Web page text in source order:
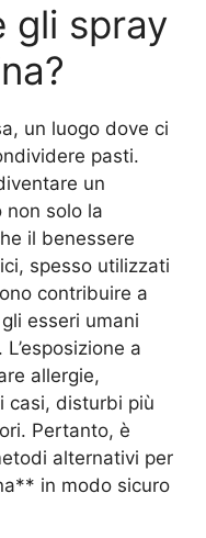
gli spray
un luogo dove ci
pasti.
un
non solo la
il benessere
spesso utilizzati
contribuire a
esseri umani
a
allergie,
casi, disturbi più
Pertanto, è
alternativi per
in modo sicuro